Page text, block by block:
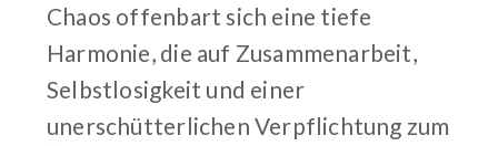
Chaos offenbart sich eine tiefe
Harmonie, die auf Zusammenarbeit,
Selbstlosigkeit und einer
unerschütterlichen Verpflichtung zum